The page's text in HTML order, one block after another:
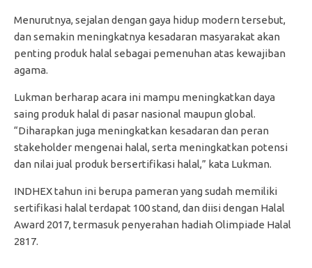
Menurutnya, sejalan dengan gaya hidup modern tersebut,
dan semakin meningkatnya kesadaran masyarakat akan
penting produk halal sebagai pemenuhan atas kewajiban
agama.
Lukman berharap acara ini mampu meningkatkan daya
saing produk halal di pasar nasional maupun global.
“Diharapkan juga meningkatkan kesadaran dan peran
stakeholder mengenai halal, serta meningkatkan potensi
dan nilai jual produk bersertifikasi halal,” kata Lukman.
INDHEX tahun ini berupa pameran yang sudah memiliki
sertifikasi halal terdapat 100 stand, dan diisi dengan Halal
Award 2017, termasuk penyerahan hadiah Olimpiade Halal
2817.